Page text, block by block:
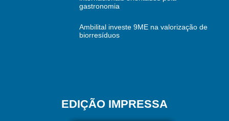
gastronomia
Ambilital investe 9ME na valorização de
biorresíduos
EDIÇÃO IMPRESSA